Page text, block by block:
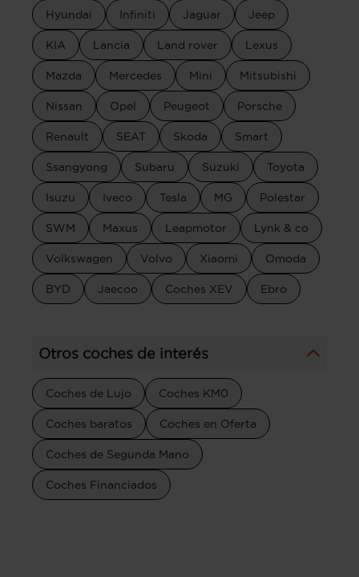
Hyundai Infiniti Jaguar Jeep
KIA Lancia Land rover Lexus
Mazda Mercedes Mini Mitsubishi
Nissan Opel Peugeot Porsche
Renault SEAT Skoda Smart
Ssangyong Subaru Suzuki Toyota
Isuzu Iveco Tesla MG Polestar
SWM Maxus Leapmotor Lynk & co
Volkswagen Volvo Xiaomi Omoda
BYD Jaecoo Coches XEV Ebro
Otros coches de interés
Coches de Lujo Coches KM0
Coches baratos Coches en Oferta
Coches de Segunda Mano
Coches Financiados